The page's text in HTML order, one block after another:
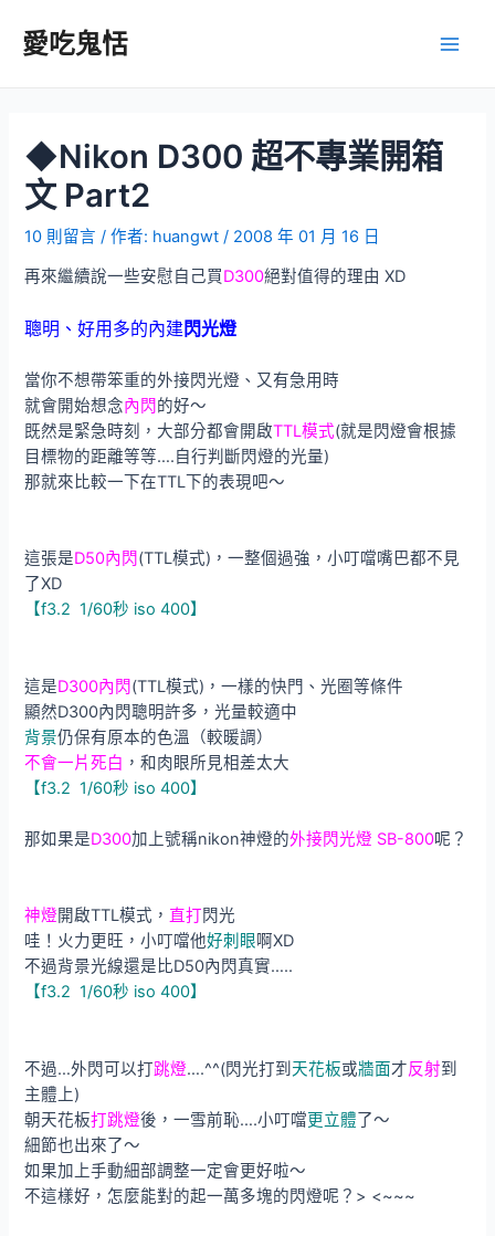
愛吃鬼恬
◆Nikon D300 超不專業開箱
文 Part2
10 則留言 / 作者: huangwt/ 2008 年 01 月 16 日
再來繼續說一些安慰自己買D300絕對值得的理由 XD
聰明、好用多的內建閃光燈
當你不想帶笨重的外接閃光燈、又有急用時
就會開始想念內閃的好～
既然是緊急時刻，大部分都會開啟TTL模式(就是閃燈會根據
目標物的距離等等….自行判斷閃燈的光量)
那就來比較一下在TTL下的表現吧～
這張是D50內閃(TTL模式)，一整個過強，小叮噹嘴巴都不見
了XD
【f3.2 1/60秒 iso 400】
這是D300內閃(TTL模式)，一樣的快門、光圈等條件
顯然D300內閃聰明許多，光量較適中
背景仍保有原本的色溫（較暖調）
不會一片死白 ，和肉眼所見相差太大
【f3.2 1/60秒 iso 400】
那如果是D300加上號稱nikon神燈的外接閃光燈 SB-800呢？
神燈開啟TTL模式， 直打閃光
哇！火力更旺，小叮噹他好刺眼啊XD
不過背景光線還是比D50內閃真實…..
【f3.2 1/60秒 iso 400】
不過…外閃可以打跳燈….^^(閃光打到 天花板或牆面才反射到
主體上)
朝天花板打跳燈後，一雪前恥….小叮噹更立體了～
細節也出來了～
如果加上手動細部調整一定會更好啦～
不這樣好，怎麼能對的起一萬多塊的閃燈呢？> <~~~